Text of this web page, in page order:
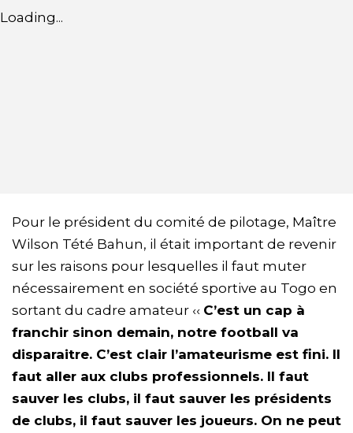
Loading...
Pour le président du comité de pilotage, Maître
Wilson Tété Bahun, il était important de revenir
sur les raisons pour lesquelles il faut muter
nécessairement en société sportive au Togo en
sortant du cadre amateur ‹‹ C’est un cap à
franchir sinon demain, notre football va
disparaitre. C’est clair l’amateurisme est fini. Il
faut aller aux clubs professionnels. Il faut
sauver les clubs, il faut sauver les présidents
de clubs, il faut sauver les joueurs. On ne peut